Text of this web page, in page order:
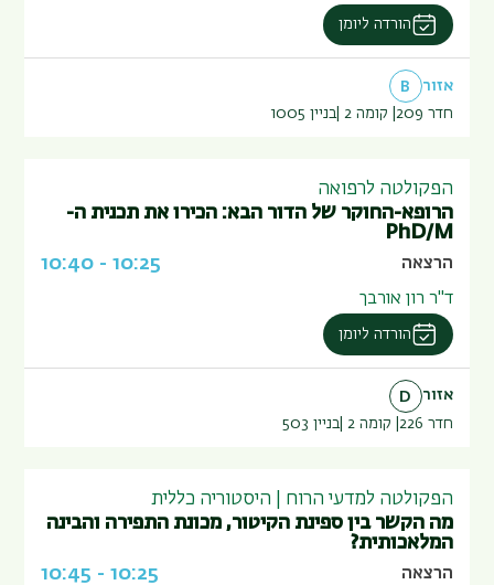
הורדה ליומן
אזור
B
חדר 209
קומה 2 בניין 1005
הפקולטה לרפואה
הרופא-החוקר של הדור הבא: הכירו את תכנית ה-
PhD/M
הרצאה 10:25
-
10:40
ד"ר רון אורבך
הורדה ליומן
אזור
D
חדר 226
קומה 2 בניין 503
הפקולטה למדעי הרוח | היסטוריה כללית
מה הקשר בין ספינת הקיטור, מכונת התפירה והבינה
המלאכותית?
הרצאה 10:25
-
10:45